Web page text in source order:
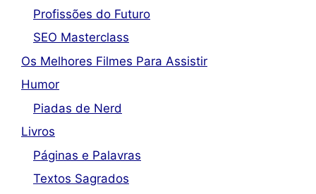
Profissões do Futuro
SEO Masterclass
Os Melhores Filmes Para Assistir
Humor
Piadas de Nerd
Livros
Páginas e Palavras
Textos Sagrados